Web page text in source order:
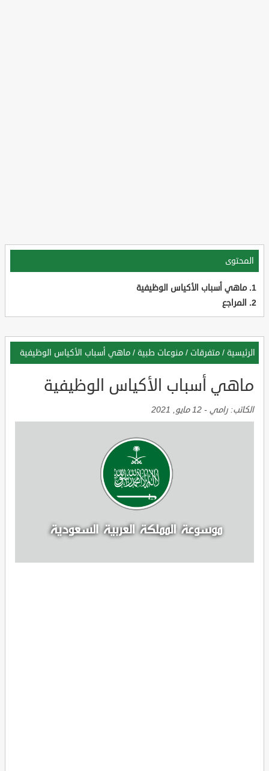
المحتوى
ماهي أسباب الأكياس الوظيفية
المراجع
الرئيسية / متفرقات / منوعات طبية / ماهي أسباب الأكياس الوظيفية
ماهي أسباب الأكياس الوظيفية
الكاتب: رامي - 12 مايو, 2021